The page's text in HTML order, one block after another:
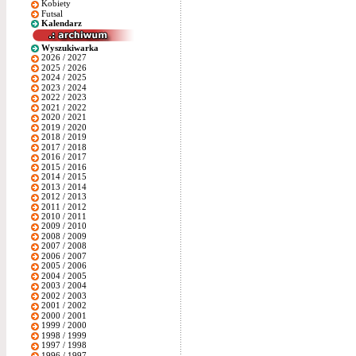
Kobiety
Futsal
Kalendarz
Wyszukiwarka
2026 / 2027
2025 / 2026
2024 / 2025
2023 / 2024
2022 / 2023
2021 / 2022
2020 / 2021
2019 / 2020
2018 / 2019
2017 / 2018
2016 / 2017
2015 / 2016
2014 / 2015
2013 / 2014
2012 / 2013
2011 / 2012
2010 / 2011
2009 / 2010
2008 / 2009
2007 / 2008
2006 / 2007
2005 / 2006
2004 / 2005
2003 / 2004
2002 / 2003
2001 / 2002
2000 / 2001
1999 / 2000
1998 / 1999
1997 / 1998